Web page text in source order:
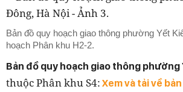
Bản đồ quy hoạch giao thông phường Yết
hoạch Phân khu H2-2.
Bản đồ quy hoạch giao thông phường
thuộc Phân khu S4: Xem và tải về